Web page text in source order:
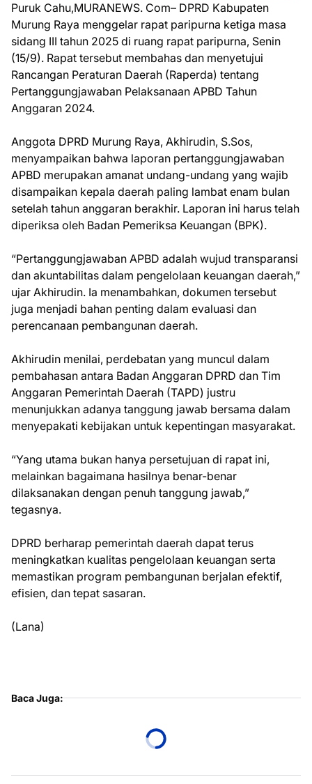
Puruk Cahu,MURANEWS. Com– DPRD Kabupaten
Murung Raya menggelar rapat paripurna ketiga masa
sidang III tahun 2025 di ruang rapat paripurna, Senin
(15/9). Rapat tersebut membahas dan menyetujui
Rancangan Peraturan Daerah (Raperda) tentang
Pertanggungjawaban Pelaksanaan APBD Tahun
Anggaran 2024.
Anggota DPRD Murung Raya, Akhirudin, S.Sos,
menyampaikan bahwa laporan pertanggungjawaban
APBD merupakan amanat undang-undang yang wajib
disampaikan kepala daerah paling lambat enam bulan
setelah tahun anggaran berakhir. Laporan ini harus telah
diperiksa oleh Badan Pemeriksa Keuangan (BPK).
“Pertanggungjawaban APBD adalah wujud transparansi
dan akuntabilitas dalam pengelolaan keuangan daerah,”
ujar Akhirudin. Ia menambahkan, dokumen tersebut
juga menjadi bahan penting dalam evaluasi dan
perencanaan pembangunan daerah.
Akhirudin menilai, perdebatan yang muncul dalam
pembahasan antara Badan Anggaran DPRD dan Tim
Anggaran Pemerintah Daerah (TAPD) justru
menunjukkan adanya tanggung jawab bersama dalam
menyepakati kebijakan untuk kepentingan masyarakat.
“Yang utama bukan hanya persetujuan di rapat ini,
melainkan bagaimana hasilnya benar-benar
dilaksanakan dengan penuh tanggung jawab,”
tegasnya.
DPRD berharap pemerintah daerah dapat terus
meningkatkan kualitas pengelolaan keuangan serta
memastikan program pembangunan berjalan efektif,
efisien, dan tepat sasaran.
(Lana)
Baca Juga: